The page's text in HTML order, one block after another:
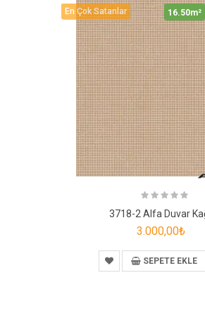
En Çok Satanlar 16.50m²
3718-2 Alfa Duvar
3.000,00₺
SEPETE EKLE